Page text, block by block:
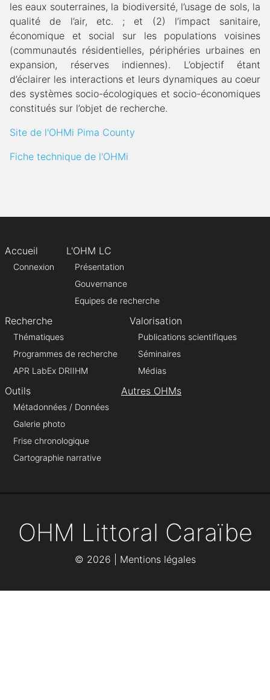
les eaux souterraines, la biodiversité, l’usage de sols, la
qualité de l’air, etc. ; et (2) l’impact sanitaire,
économique et social sur les populations voisines
(communautés résidentielles, périphéries urbaines en
expansion, réserves indiennes). L’objectif étant
d’éclairer les interactions et leurs dynamiques au coeur
des systèmes socio-écologiques et socio-économiques
constitués sur l’objet de recherche.
Site de l'OHMi Pima County
Fiche technique de l'OHMi
Accueil
Connexion
L'OHM LC
Présentation
Gouvernance
Equipes de recherche
Recherche
Thématiques
Programmes de recherche
APR LabEx DRIIHM
Valorisation
Publications scientifiques
Séminaires
Médias
Outils
Métadonnées / Données
Galerie photo
Frise chronologique
Cartographie narrative
Autres OHMs
OHM Littoral Caraïbe
© 2026 | Mentions légales